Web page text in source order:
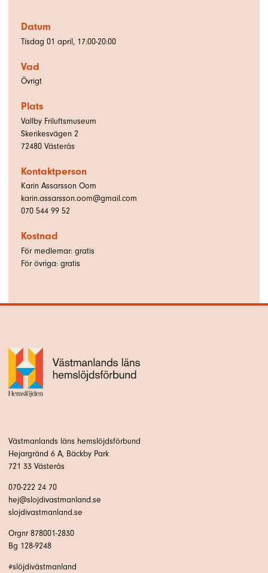
Datum
Tisdag 01 april, 17:00-20:00
Vad
Övrigt
Plats
Vallby Friluftsmuseum
Skerikesvägen 2
72480 Västerås
Kontaktperson
Karin Assarsson Oom
karin.assarsson.oom@gmail.com
070 544 99 52
Kostnad
För medlemar: gratis
För övriga: gratis
Västmanlands läns hemslöjdsförbund
Hejargränd 6 A, Bäckby Park
721 33 Västerås
070-222 24 70
hej@slojdivastmanland.se
slojdivastmanland.se
Orgnr 878001-2830
Bg 128-9248
#slöjdivästmanland